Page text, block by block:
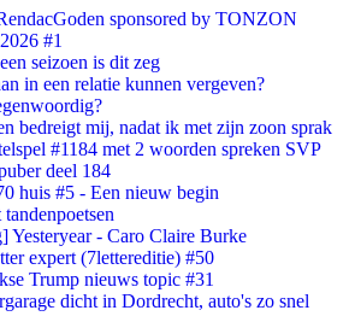
sponsored by TONZON
#1
seizoen is dit zeg
in een relatie kunnen vergeven?
bedreigt mij, nadat ik met zijn zoon sprak
#1184 met 2 woorden spreken SVP
deel 184
huis #5 - Een nieuw begin
Yesteryear - Caro Claire Burke
expert (7lettereditie) #50
Trump nieuws topic #31
dicht in Dordrecht, auto's zo snel